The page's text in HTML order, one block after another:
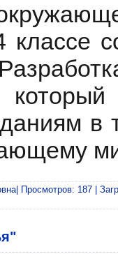
классе
в
Просмотров: 187 |